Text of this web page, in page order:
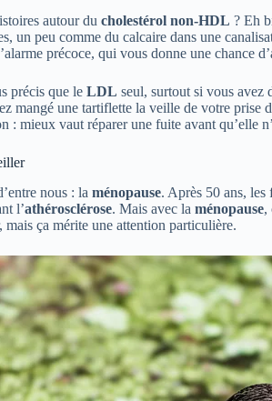
autour du cholestérol non-HDL ? Eh
un peu comme du calcaire dans une
précoce, qui vous donne une chance
précis que le LDL seul, surtout si vous avez
mangé une tartiflette la veille de votre prise
: mieux vaut réparer une fuite avant qu’elle
nous : la ménopause. Après 50 ans,
l’athérosclérose. Mais avec la ménopause,
ça mérite une attention particulière.